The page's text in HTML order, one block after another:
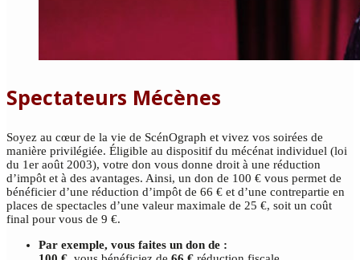
Spectateurs Mécènes
Soyez au cœur de la vie de ScénOgraph et vivez vos soirées de
manière privilégiée. Éligible au dispositif du mécénat individuel (loi
du 1er août 2003), votre don vous donne droit à une réduction
d’impôt et à des avantages. Ainsi, un don de 100 € vous permet de
bénéficier d’une réduction d’impôt de 66 € et d’une contrepartie en
places de spectacles d’une valeur maximale de 25 €, soit un coût
final pour vous de 9 €.
Par exemple, vous faites un don de :